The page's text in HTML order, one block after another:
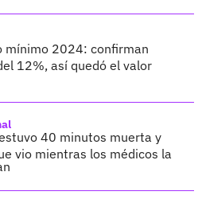
mínimo 2024: confirman
12%, así quedó el valor
40 minutos muerta y
vio mientras los médicos la